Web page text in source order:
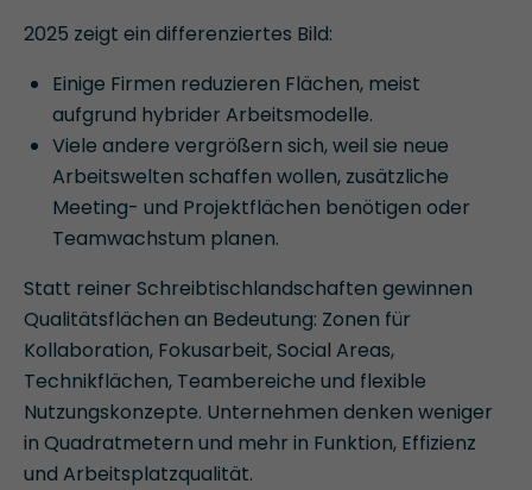
2025 zeigt ein differenziertes Bild:
Einige Firmen reduzieren Flächen, meist
aufgrund hybrider Arbeitsmodelle.
Viele andere vergrößern sich, weil sie neue
Arbeitswelten schaffen wollen, zusätzliche
Meeting- und Projektflächen benötigen oder
Teamwachstum planen.
Statt reiner Schreibtischlandschaften gewinnen
Qualitätsflächen an Bedeutung: Zonen für
Kollaboration, Fokusarbeit, Social Areas,
Technikflächen, Teambereiche und flexible
Nutzungskonzepte. Unternehmen denken weniger
in Quadratmetern und mehr in Funktion, Effizienz
und Arbeitsplatzqualität.